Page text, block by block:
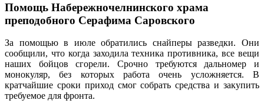
Помощь Набережночелнинского храма
преподобного Серафима Саровского
За помощью в июле обратились снайперы разведки. Они
сообщили, что когда заходила техника противника, все вещи
наших бойцов сгорели. Срочно требуются дальномер и
монокуляр, без которых работа очень усложняется. В
кратчайшие сроки приход смог собрать средства и закупить
требуемое для фронта.